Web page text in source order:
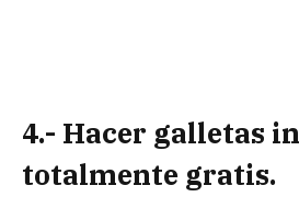
4.- Hacer galletas
totalmente gratis.